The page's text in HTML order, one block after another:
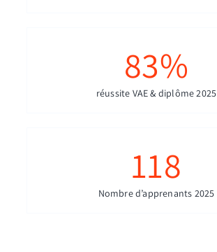
83%
réussite VAE & diplôme 2025
118
Nombre d’apprenants 2025